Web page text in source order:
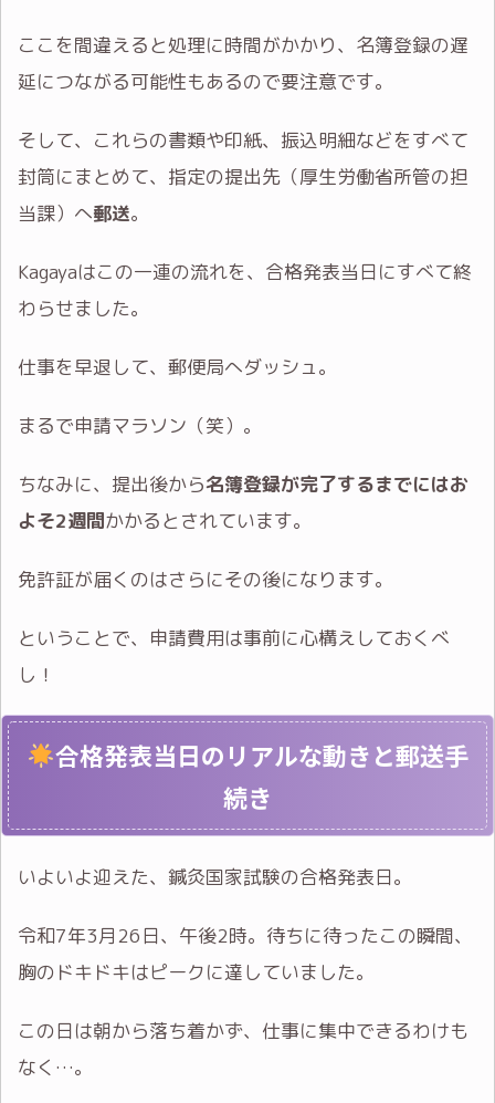
ここを間違えると処理に時間がかかり、名簿登録の遅
延につながる可能性もあるので要注意です。
そして、これらの書類や印紙、振込明細などをすべて
封筒にまとめて、指定の提出先（厚生労働省所管の担
当課）へ郵送。
Kagayaはこの一連の流れを、合格発表当日にすべて終
わらせました。
仕事を早退して、郵便局へダッシュ。
まるで申請マラソン（笑）。
ちなみに、提出後から名簿登録が完了するまでにはお
よそ2週間かかるとされています。
免許証が届くのはさらにその後になります。
ということで、申請費用は事前に心構えしておくべ
し！
合格発表当日のリアルな動きと郵送手
続き
いよいよ迎えた、鍼灸国家試験の合格発表日。
令和7年3月26日、午後2時。待ちに待ったこの瞬間、
胸のドキドキはピークに達していました。
この日は朝から落ち着かず、仕事に集中できるわけも
なく…。